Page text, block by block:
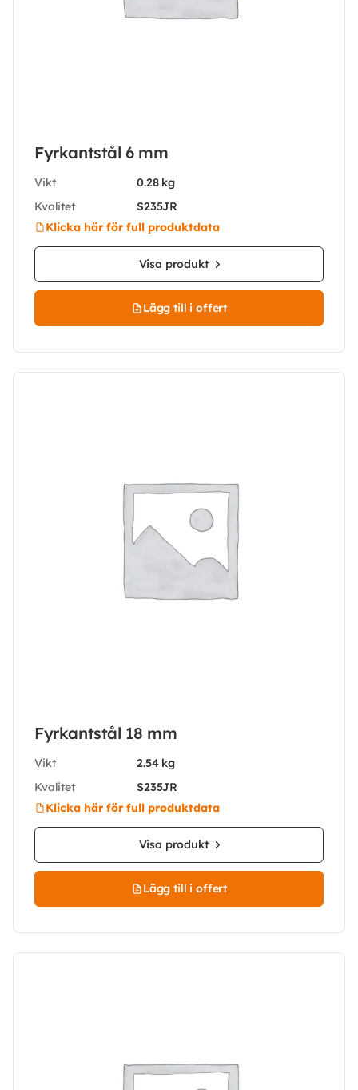
Fyrkantstål 6 mm
Vikt
0.28 kg
Kvalitet
S235JR
Klicka här för full produktdata
Visa produkt
Lägg till i offert
Fyrkantstål 18 mm
Vikt
2.54 kg
Kvalitet
S235JR
Klicka här för full produktdata
Visa produkt
Lägg till i offert